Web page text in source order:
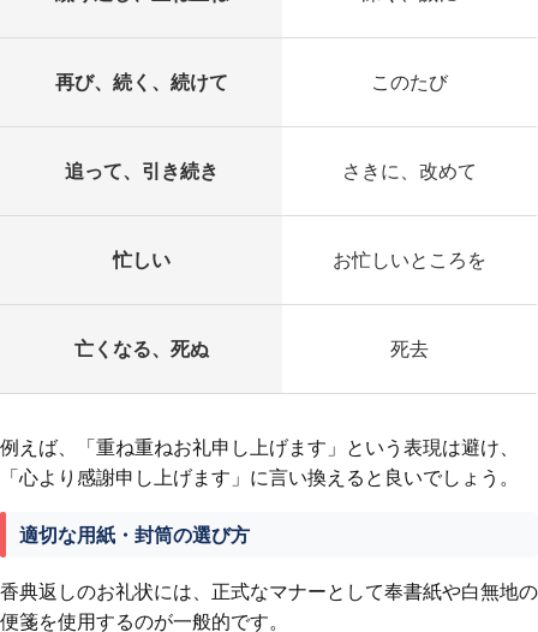
再び、続く、続けて このたび
追って、引き続き さきに、改めて
忙しい お忙しいところを
亡くなる、死ぬ 死去
例えば、「重ね重ねお礼申し上げます」という表現は避け、
「心より感謝申し上げます」に言い換えると良いでしょう。
適切な用紙・封筒の選び方
香典返しのお礼状には、正式なマナーとして奉書紙や白無地の
便箋を使用するのが一般的です。